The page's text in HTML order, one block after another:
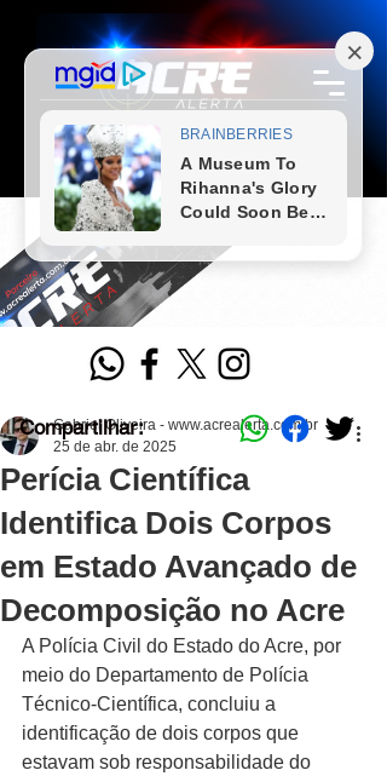
Perícia Científica
Identifica Dois Corpos
em Estado Avançado de
Decomposição no Acre
Gabriel Oliveira - www.acrealerta.com.br
25 de abr. de 2025
A Polícia Civil do Estado do Acre, por
meio do Departamento de Polícia
Técnico-Científica, concluiu a
identificação de dois corpos que
estavam sob responsabilidade do
Compartilhar: